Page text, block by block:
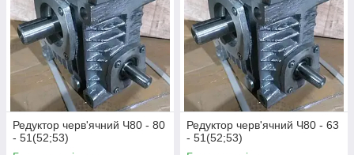
Редуктор черв'ячний Ч80 - 80
- 51(52;53)
Редуктор черв'ячний Ч80 - 63
- 51(52;53)